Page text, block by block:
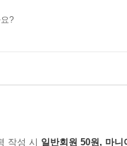
?
작성 시 일반회원 50원, 마니